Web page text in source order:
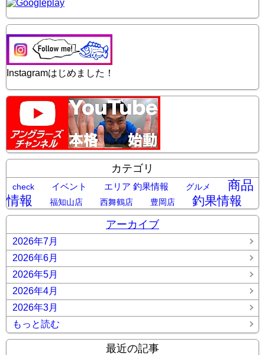
Instagramはじめました！
カテゴリ
check イベント エリア 釣果情報 グルメ
商品
情報
福知山店 西舞鶴店 豊岡店 釣果情報
アーカイブ
2026年7月
2026年6月
2026年5月
2026年4月
2026年3月
もっと読む
最近の記事